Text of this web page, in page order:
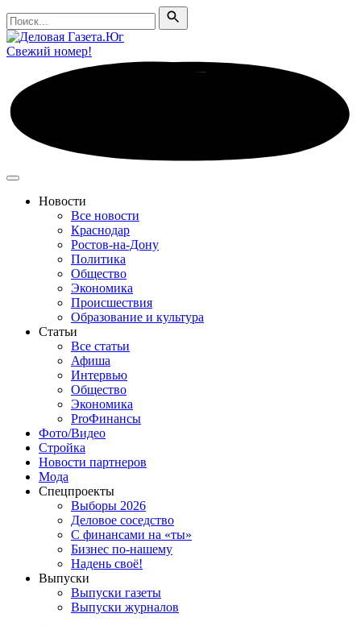
Поиск
Поиск
Свежий номер!
Новости
Все новости
Краснодар
Ростов-на-Дону
Политика
Общество
Экономика
Происшествия
Образование и культура
Статьи
Все статьи
Афиша
Интервью
Общество
Экономика
ProФинансы
Фото/Видео
Стройка
Новости партнеров
Мода
Спецпроекты
Выборы 2026
Деловое соседство
С финансами на «ты»
Бизнес по-нашему
Надень своё!
Выпуски
Выпуски газеты
Выпуски журналов